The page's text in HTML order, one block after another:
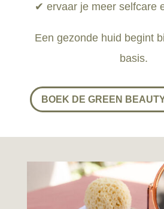
✔ ervaar je meer selfcare
Een gezonde huid begint
basis.
BOEK DE GREEN